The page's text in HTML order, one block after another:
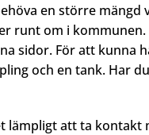
en större mängd
runt om i
sidor. För att kunna
och en tank. Har
lämpligt att ta kontakt